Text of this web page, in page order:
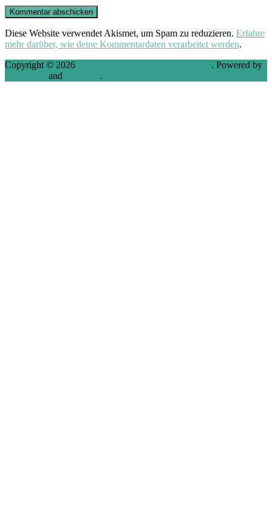
Diese Website verwendet Akismet, um Spam zu reduzieren. Erfahre
mehr darüber, wie deine Kommentardaten verarbeitet werden.
Copyright © 2026
. Powered by
and .